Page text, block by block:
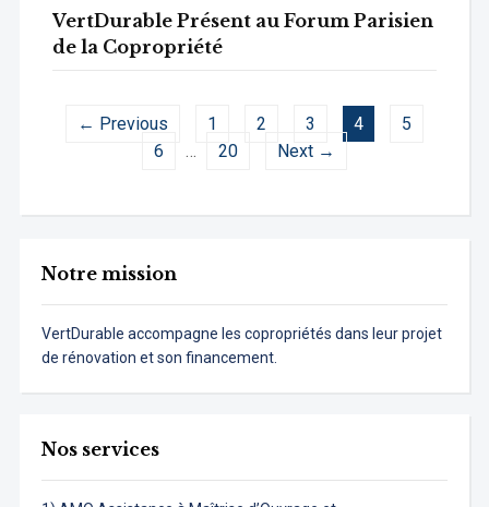
Notre mission
VertDurable accompagne les copropriétés dans leur projet
de rénovation et son financement.
Nos services
VertDurable Présent au Forum Parisien
de la Copropriété
← Previous 1 2 3 4
5
6
… 20 Next →